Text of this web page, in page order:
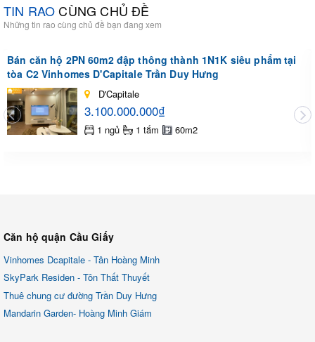
TIN RAOCÙNG CHỦ ĐỀ
Những tin rao cùng chủ đề bạn đang xem
Bán căn hộ 2PN 60m2 đập thông thành 1N1K siêu phẩm tại
tòa C2 Vinhomes D'Capitale Trần Duy Hưng
D'Capitale
3.100.000.000₫
1 ngủ 1 tắm 60m2
Căn hộ quận Cầu Giấy
Vinhomes Dcapitale - Tân Hoàng Minh
SkyPark Residen - Tôn Thất Thuyết
Thuê chung cư đường Trần Duy Hưng
Mandarin Garden- Hoàng Minh Giám